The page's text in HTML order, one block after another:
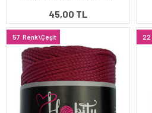
45,00 TL
57 Renk\Çeşit 22